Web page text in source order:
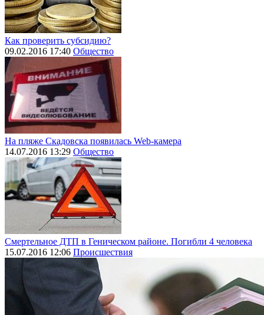
Как проверить субсидию?
09.02.2016 17:40 Общество
На пляже Скадовска появилась Web-камера
14.07.2016 13:29 Общество
Смертельное ДТП в Геническом районе. Погибли 4 человека
15.07.2016 12:06 Происшествия